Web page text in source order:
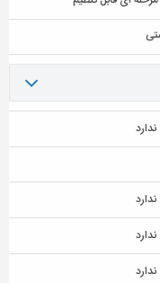
ندارد
ندارد
ندارد
ندارد